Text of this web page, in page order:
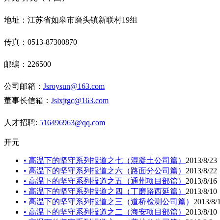
地址：江苏省如皋市磨头镇新联村19组
传真： 0513-87300870
邮编： 226500
公司邮箱： Jsroysun@163.com
董事长信箱： Jslxjtgc@163.com
人才招聘: 516496963@qq.com
开元
• 高温下的坚守系列报道之七（混凝土公司篇） 2013/8/23
• 高温下的坚守系列报道之六（路面分公司篇） 2013/8/22
• 高温下的坚守系列报道之五（通州项目部篇） 2013/8/16
• 高温下的坚守系列报道之四（丁磨路西延篇） 2013/8/10
• 高温下的坚守系列报道之三（道桥检测公司篇） 2013/8/
• 高温下的坚守系列报道之二（海安项目部篇） 2013/8/10